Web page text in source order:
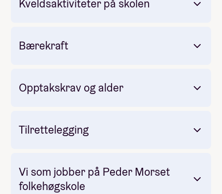
De er bygget med tanke på langvarig bruk med
pelletsfyring.
Kveldsaktiviteter på skolen
Bærekraft
Opptakskrav og alder
Tilrettelegging
Vi som jobber på Peder Morset
folkehøgskole